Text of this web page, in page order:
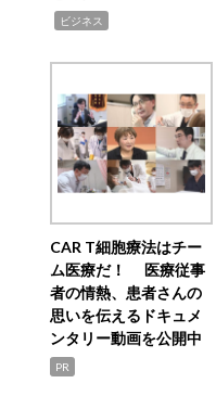
ビジネス
CAR T細胞療法はチー
ム医療だ！ 医療従事
者の情熱、患者さんの
思いを伝えるドキュメ
ンタリー動画を公開中
PR